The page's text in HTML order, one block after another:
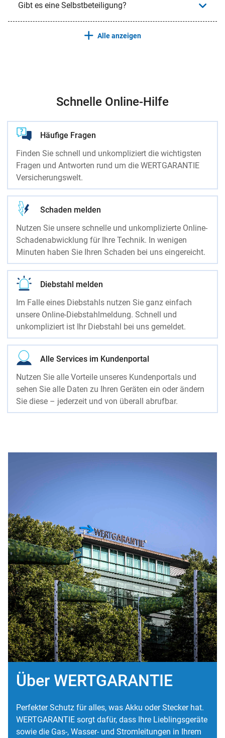
Gibt es eine Selbstbeteiligung?
Alle anzeigen
Schnelle Online-Hilfe
Häufige Fragen
Finden Sie schnell und unkompliziert die wichtigsten
Fragen und Antworten rund um die WERTGARANTIE
Versicherungswelt.
Schaden melden
Nutzen Sie unsere schnelle und unkomplizierte Online-
Schadenabwicklung für Ihre Technik. In wenigen
Minuten haben Sie Ihren Schaden bei uns eingereicht.
Diebstahl melden
Im Falle eines Diebstahls nutzen Sie ganz einfach
unsere Online-Diebstahlmeldung. Schnell und
unkompliziert ist Ihr Diebstahl bei uns gemeldet.
Alle Services im Kundenportal
Nutzen Sie alle Vorteile unseres Kundenportals und
sehen Sie alle Daten zu Ihren Geräten ein oder ändern
Sie diese – jederzeit und von überall abrufbar.
Über WERTGARANTIE
Perfekter Schutz für alles, was Akku oder Stecker hat.
WERTGARANTIE sorgt dafür, dass Ihre Lieblingsgeräte
sowie die Gas-, Wasser- und Stromleitungen in Ihrem